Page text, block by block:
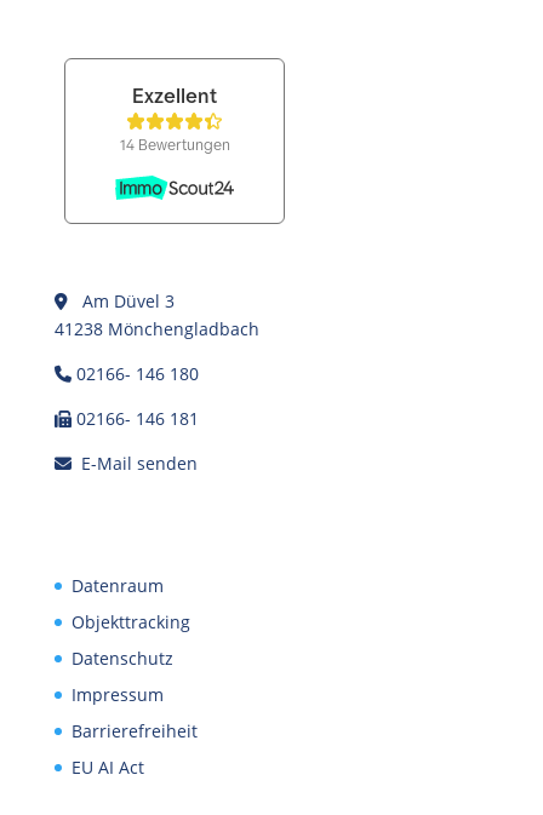
Am Düvel 3
41238 Mönchengladbach
02166- 146 180
02166- 146 181
E-Mail senden
Datenraum
Objekttracking
Datenschutz
Impressum
Barrierefreiheit
EU AI Act